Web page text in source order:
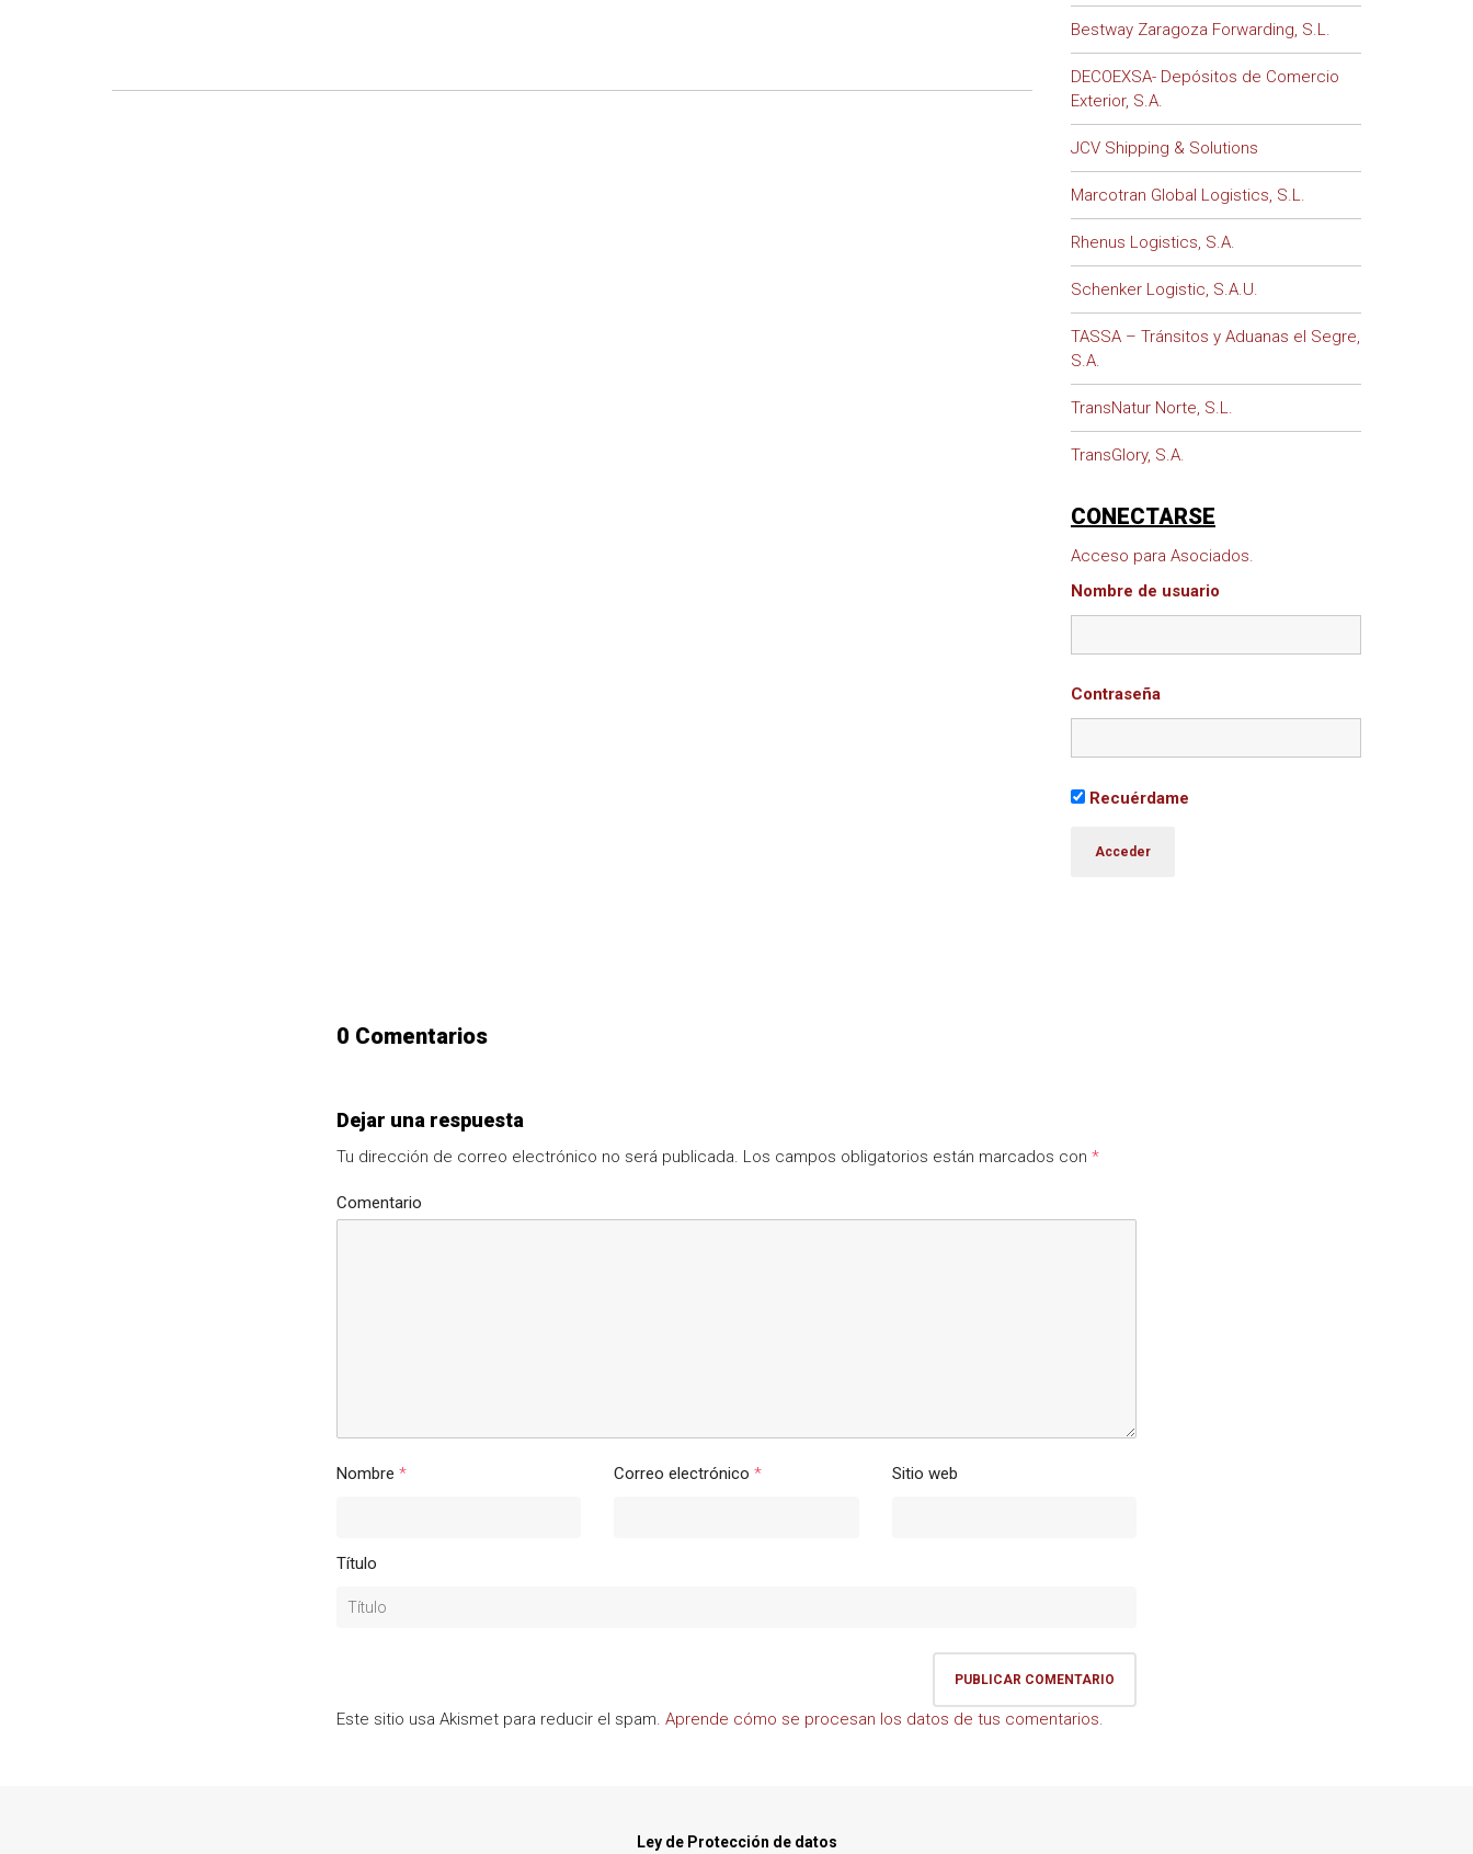
Bestway Zaragoza Forwarding, S.L.
DECOEXSA- Depósitos de Comercio
Exterior, S.A.
JCV Shipping & Solutions
Marcotran Global Logistics, S.L.
Rhenus Logistics, S.A.
Schenker Logistic, S.A.U.
TASSA – Tránsitos y Aduanas el Segre,
S.A.
TransNatur Norte, S.L.
TransGlory, S.A.
CONECTARSE
Acceso para Asociados.
Nombre de usuario
Contraseña
Recuérdame
0 Comentarios
Dejar una respuesta
Tu dirección de correo electrónico no será publicada. Los campos obligatorios están marcados con *
Comentario
Nombre * Correo electrónico * Sitio web
Título
Este sitio usa Akismet para reducir el spam. Aprende cómo se procesan los datos de tus comentarios.
Ley de Protección de datos